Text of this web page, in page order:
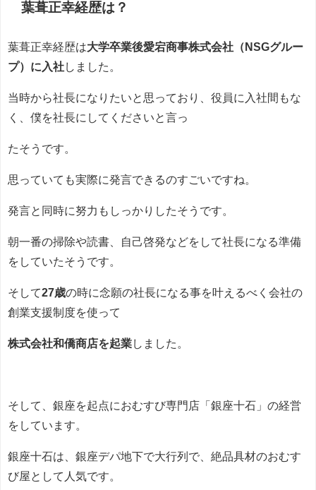
葉葺正幸経歴は？
葉葺正幸経歴は大学卒業後愛宕商事株式会社（NSGグルー
プ）に入社しました。
当時から社長になりたいと思っており、役員に入社間もな
く、僕を社長にしてくださいと言っ
たそうです。
思っていても実際に発言できるのすごいですね。
発言と同時に努力もしっかりしたそうです。
朝一番の掃除や読書、自己啓発などをして社長になる準備
をしていたそうです。
そして27歳の時に念願の社長になる事を叶えるべく会社の
創業支援制度を使って
株式会社和僑商店を起業しました。
そして、銀座を起点におむすび専門店「銀座十石」の経営
をしています。
銀座十石は、銀座デパ地下で大行列で、絶品具材のおむす
び屋として人気です。